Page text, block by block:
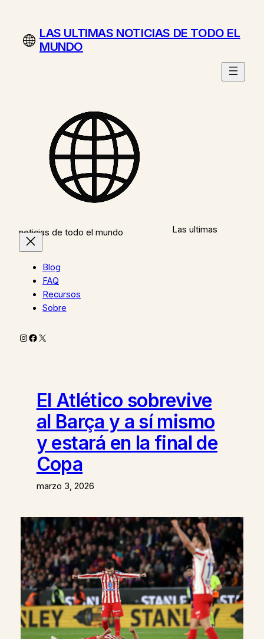
contenidoLAS ULTIMAS NOTICIAS DE TODO EL
MUNDO
Las ultimas
noticias de todo el mundo
Blog
FAQ
Recursos
Sobre
Instagram
Facebook
X
El Atlético sobrevive
al Barça y a sí mismo
y estará en la final de
Copa
marzo 3, 2026